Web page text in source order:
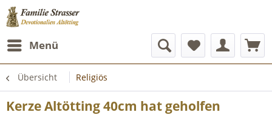
Menü
Übersicht Religiös
Kerze Altötting 40cm hat geholfen